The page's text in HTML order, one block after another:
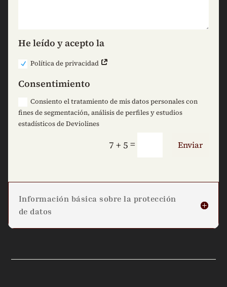
He leído y acepto la
Política de privacidad
Consentimiento
Consiento el tratamiento de mis datos personales con
fines de segmentación, análisis de perfiles y estudios
estadísticos de Deviolines
7 + 5 = Enviar
Información básica sobre la protección
de datos